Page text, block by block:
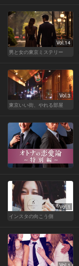
Vol.14
男と女の東京ミステリー
Vol.3
東京いい街、やれる部屋
Vol.1
インスタの向こう側